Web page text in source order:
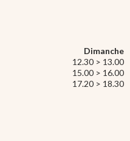
Dimanche
12.30 > 13.00
15.00 > 16.00
17.20 > 18.30